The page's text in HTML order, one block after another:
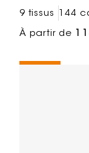
9 tissus 144
À partir de 1